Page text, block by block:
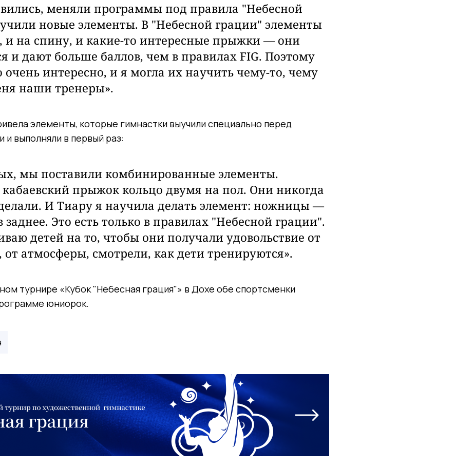
меняли программы под правила "Небесной
новые элементы. В "Небесной грации" элементы
и на спину, и какие-то интересные прыжки — они
и дают больше баллов, чем в правилах FIG. Поэтому
интересно, и я могла их научить чему-то, чему
наши тренеры».
элементы, которые гимнастки выучили специально перед
и выполняли в первый раз:
мы поставили комбинированные элементы.
прыжок кольцо двумя на пол. Они никогда
И Тиару я научила делать элемент: ножницы —
Это есть только в правилах "Небесной грации".
детей на то, чтобы они получали удовольствие от
атмосферы, смотрели, как дети тренируются».
турнире «Кубок "Небесная грация"» в Дохе обе спортсменки
юниорок.